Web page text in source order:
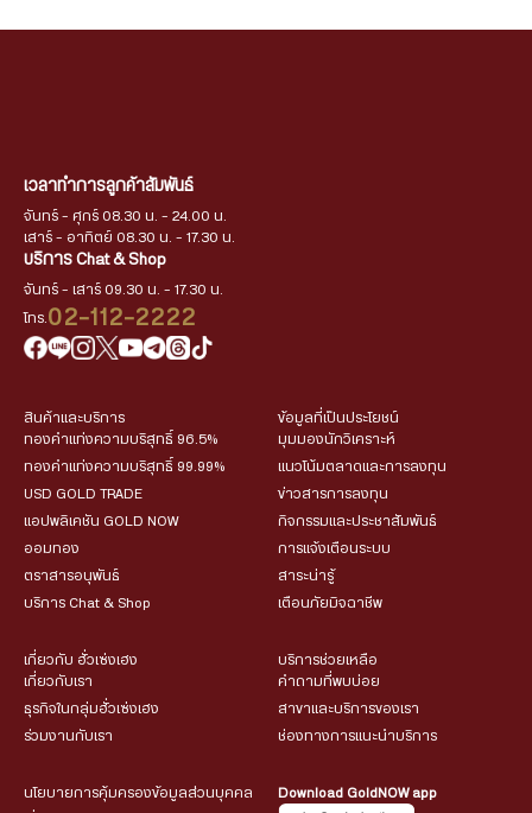
เวลาทำการลูกค้าสัมพันธ์
จันทร์ - ศุกร์ 08.30 น. - 24.00 น.
เสาร์ - อาทิตย์ 08.30 น. - 17.30 น.
บริการ Chat & Shop
จันทร์ - เสาร์ 09.30 น. - 17.30 น.
โทร. 02-112-2222
สินค้าและบริการ
ทองคำแท่งความบริสุทธิ์ 96.5%
ทองคำแท่งความบริสุทธิ์ 99.99%
USD GOLD TRADE
แอปพลิเคชัน GOLD NOW
ออมทอง
ตราสารอนุพันธ์
บริการ Chat & Shop
ข้อมูลที่เป็นประโยชน์
มุมมองนักวิเคราะห์
แนวโน้มตลาดและการลงทุน
ข่าวสารการลงทุน
กิจกรรมและประชาสัมพันธ์
การแจ้งเตือนระบบ
สาระน่ารู้
เตือนภัยมิจฉาชีพ
เกี่ยวกับ ฮั่วเซ่งเฮง
เกี่ยวกับเรา
ธุรกิจในกลุ่มฮั่วเซ่งเฮง
ร่วมงานกับเรา
บริการช่วยเหลือ
คำถามที่พบบ่อย
สาขาและบริการของเรา
ช่องทางการแนะนำบริการ
นโยบายการคุ้มครองข้อมูลส่วนบุคคล Download GoldNOW app